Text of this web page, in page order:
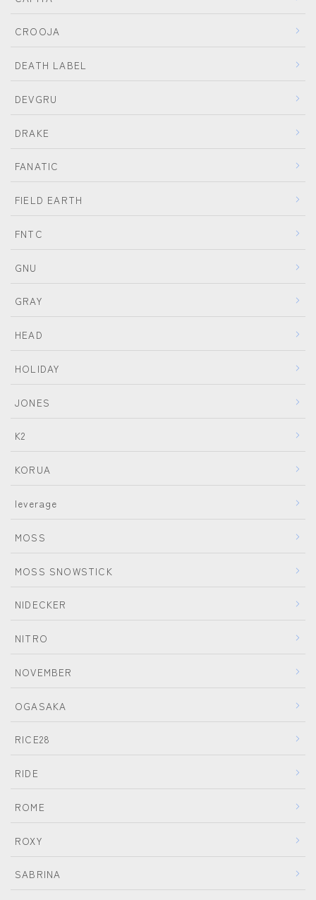
CROOJA
DEATH LABEL
DEVGRU
DRAKE
FANATIC
FIELD EARTH
FNTC
GNU
GRAY
HEAD
HOLIDAY
JONES
K2
KORUA
leverage
MOSS
MOSS SNOWSTICK
NIDECKER
NITRO
NOVEMBER
OGASAKA
RICE28
RIDE
ROME
ROXY
SABRINA